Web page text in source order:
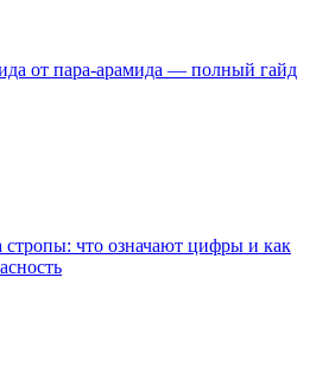
от пара-арамида — полный гайд
стропы: что означают цифры и как